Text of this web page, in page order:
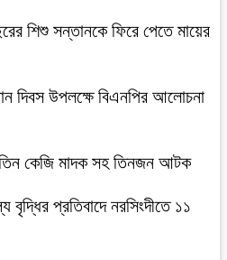
শিশু সন্তানকে ফিরে পেতে মায়ের
দিবস উপলক্ষে বিএনপির আলোচনা
কেজি মাদক সহ তিনজন আটক
প্রতিবাদে নরসিংদীতে ১১